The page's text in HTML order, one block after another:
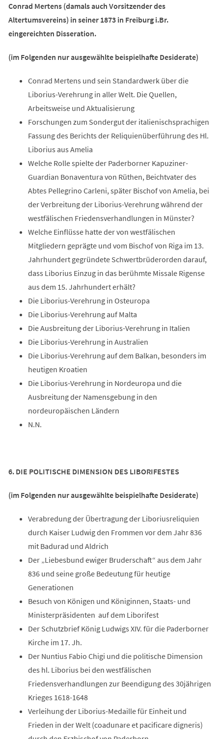
Conrad Mertens (damals auch Vorsitzender des
Altertumsvereins) in seiner 1873 in Freiburg i.Br.
eingereichten Disseration.
(im Folgenden nur ausgewählte beispielhafte Desiderate)
Conrad Mertens und sein Standardwerk über die
Liborius-Verehrung in aller Welt. Die Quellen,
Arbeitsweise und Aktualisierung
Forschungen zum Sondergut der italienischsprachigen
Fassung des Berichts der Reliquienüberführung des Hl.
Liborius aus Amelia
Welche Rolle spielte der Paderborner Kapuziner-
Guardian Bonaventura von Rüthen, Beichtvater des
Abtes Pellegrino Carleni, später Bischof von Amelia, bei
der Verbreitung der Liborius-Verehrung während der
westfälischen Friedensverhandlungen in Münster?
Welche Einflüsse hatte der von westfälischen
Mitgliedern geprägte und vom Bischof von Riga im 13.
Jahrhundert gegründete Schwertbrüderorden darauf,
dass Liborius Einzug in das berühmte Missale Rigense
aus dem 15. Jahrhundert erhält?
Die Liborius-Verehrung in Osteuropa
Die Liborius-Verehrung auf Malta
Die Ausbreitung der Liborius-Verehrung in Italien
Die Liborius-Verehrung in Australien
Die Liborius-Verehrung auf dem Balkan, besonders im
heutigen Kroatien
Die Liborius-Verehrung in Nordeuropa und die
Ausbreitung der Namensgebung in den
nordeuropäischen Ländern
N.N.
6. DIE POLITISCHE DIMENSION DES LIBORIFESTES
(im Folgenden nur ausgewählte beispielhafte Desiderate)
Verabredung der Übertragung der Liboriusreliquien
durch Kaiser Ludwig den Frommen vor dem Jahr 836
mit Badurad und Aldrich
Der „Liebesbund ewiger Bruderschaft“ aus dem Jahr
836 und seine große Bedeutung für heutige
Generationen
Besuch von Königen und Königinnen, Staats- und
Ministerpräsidenten auf dem Liborifest
Der Schutzbrief König Ludwigs XIV. für die Paderborner
Kirche im 17. Jh.
Der Nuntius Fabio Chigi und die politische Dimension
des hl. Liborius bei den westfälischen
Friedensverhandlungen zur Beendigung des 30jährigen
Krieges 1618-1648
Verleihung der Liborius-Medaille für Einheit und
Frieden in der Welt (coadunare et pacificare digneris)